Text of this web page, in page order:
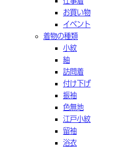
お買い物
イベント
着物の種類
小紋
紬
訪問着
付け下げ
振袖
色無地
江戸小紋
留袖
浴衣